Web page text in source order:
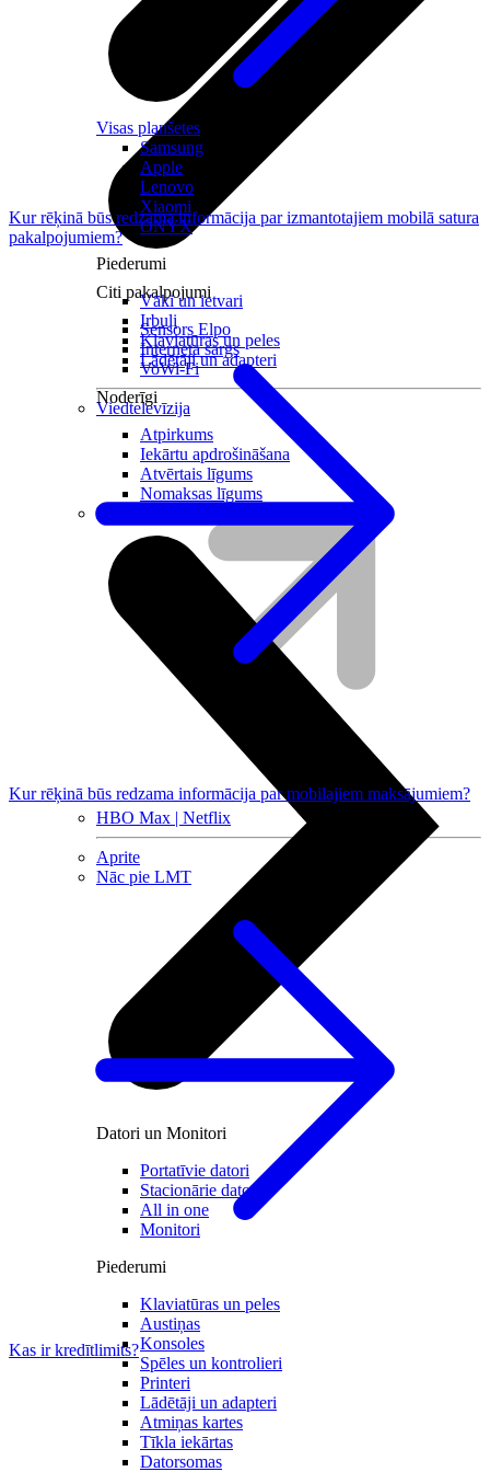
Citi pakalpojumi
Sensors Elpo
Interneta sargs
VoWi-Fi
Viedtelevīzija
HBO Max | Netflix
Aprite
Nāc pie LMT
Visas planšetes
Samsung
Apple
Lenovo
Xiaomi
ONYX
Piederumi
Vāki un ietvari
Irbuļi
Klaviatūras un peles
Lādētāji un adapteri
Noderīgi
Atpirkums
Iekārtu apdrošināšana
Atvērtais līgums
Nomaksas līgums
Datortehnika
Datori un Monitori
Portatīvie datori
Stacionārie datori
All in one
Monitori
Piederumi
Klaviatūras un peles
Austiņas
Konsoles
Spēles un kontrolieri
Printeri
Lādētāji un adapteri
Atmiņas kartes
Tīkla iekārtas
Datorsomas
Kur rēķinā būs redzama informācija par izmantotajiem mobilā satura
pakalpojumiem?
Kur rēķinā būs redzama informācija par mobilajiem maksājumiem?
Kas ir kredītlimits?